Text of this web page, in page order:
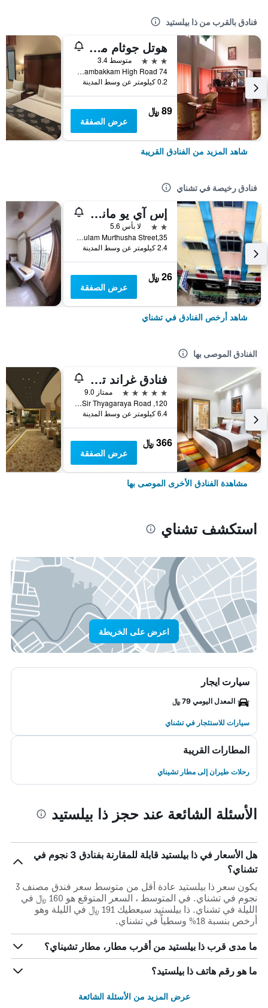
فنادق بالقرب من ذا بيلستيد
هوتل جوثام مانور
3 نجوم
متوسط 3.4
74 Nungambakkam High Road, تشناي, الهند
0.2 كيلومتر عن وسط المدينة
89 ﷼
عرض الصفقة
شاهد المزيد من الفنادق القريبة
فنادق رخيصة في تشناي
إس آي يو مانشين لودج
2 نجمتين
لا بأس 5.6
35,Gulam Murthusha Street, تشناي, الهند
2.4 كيلومتر عن وسط المدينة
26 ﷼
عرض الصفقة
شاهد أرخص الفنادق في تشناي
الفنادق الموصى بها
فنادق غراند تشيناي باي جي آر تي
5 نجوم
ممتاز 9.0
120, Sir Thyagaraya Road, تشناي, الهند
6.4 كيلومتر عن وسط المدينة
366 ﷼
عرض الصفقة
مشاهدة الفنادق الأخرى الموصى بها
استكشف تشناي
اعرض على الخريطة
سيارت ايجار
المعدل اليومي 79 ﷼
سيارات للاستئجار في تشناي
المطارات القريبة
رحلات طيران إلى مطار تشيناي
الأسئلة الشائعة عند حجز ذا بيلستيد
هل الأسعار في ذا بيلستيد قابلة للمقارنة بفنادق 3 نجوم في
تشناي؟
يكون سعر ذا بيلستيد عادة أقل من متوسط ​​سعر فندق مصنف 3
نجوم في تشناي. في المتوسط ، السعر المتوقع هو 160 ﷼ في
الليلة في تشناي. ذا بيلستيد سيعطيك 191 ﷼ في الليلة وهو
أرخص بنسبة 18% وسطياً في تشناي.
ما مدى قرب ذا بيلستيد من أقرب مطار، مطار تشيناي؟
ما هو رقم هاتف ذا بيلستيد؟
عرض المزيد من الأسئلة الشائعة